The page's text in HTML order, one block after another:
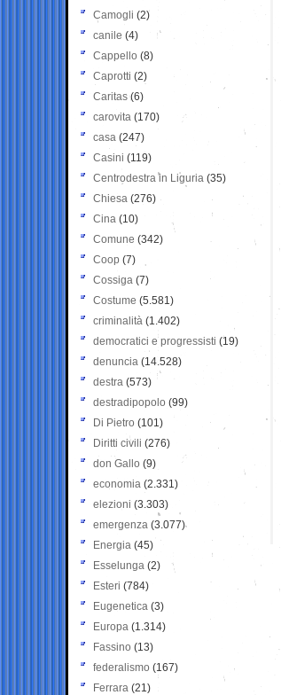
Camogli (2)
canile (4)
Cappello (8)
Caprotti (2)
Caritas (6)
carovita (170)
casa (247)
Casini (119)
Centrodestra in Liguria (35)
Chiesa (276)
Cina (10)
Comune (342)
Coop (7)
Cossiga (7)
Costume (5.581)
criminalità (1.402)
democratici e progressisti (19)
denuncia (14.528)
destra (573)
destradipopolo (99)
Di Pietro (101)
Diritti civili (276)
don Gallo (9)
economia (2.331)
elezioni (3.303)
emergenza (3.077)
Energia (45)
Esselunga (2)
Esteri (784)
Eugenetica (3)
Europa (1.314)
Fassino (13)
federalismo (167)
Ferrara (21)